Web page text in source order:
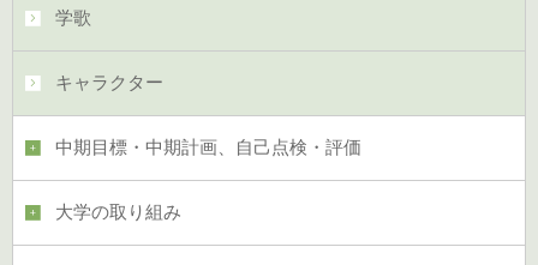
学歌
キャラクター
中期目標・中期計画、自己点検・評価
大学の取り組み